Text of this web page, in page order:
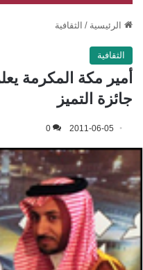
الرئيسية / الثقافية
الثقافية
أمير مكة المكرمة
جائزة التميز
2011-06-05
0